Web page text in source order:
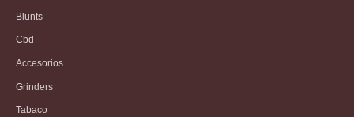
Blunts
Cbd
Accesorios
Grinders
Tabaco